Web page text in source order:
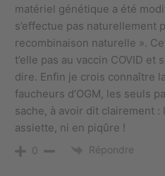
matériel génétique a été
s’effectue pas naturellement
recombinaison naturelle ».
t’elle pas au vaccin COVID
dire. Enfin je crois connaître
faucheurs d’OGM, les seuls
sache, à avoir dit clairement :
assiette, ni en piqûre !
0 Répondre